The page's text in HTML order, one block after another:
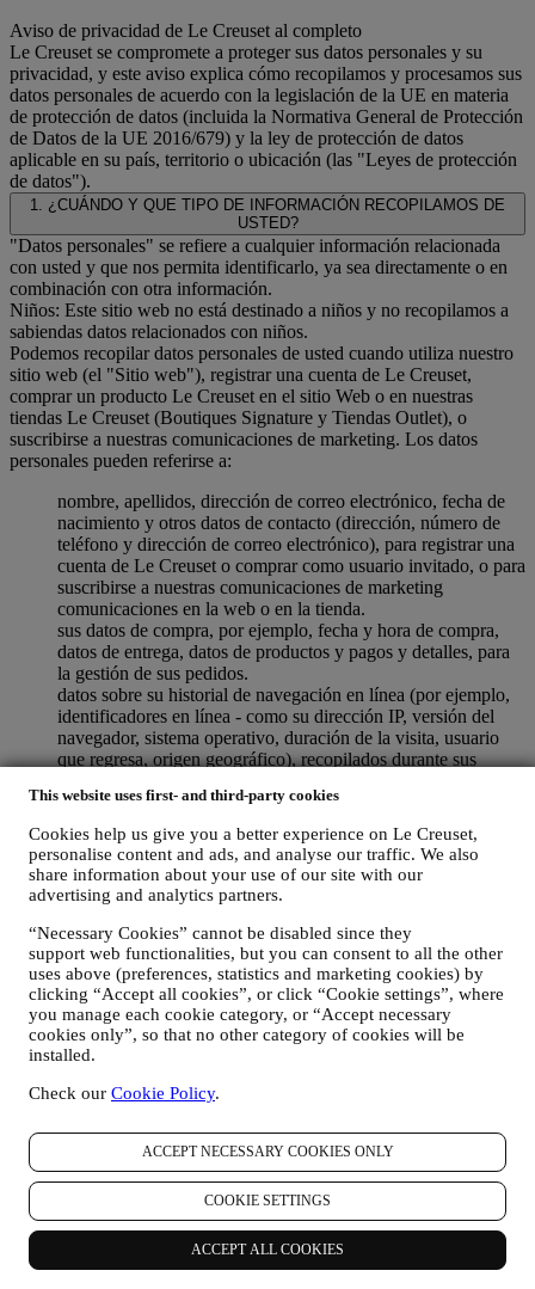
This website uses first- and third-party cookies
Cookies help us give you a better experience on Le Creuset,
personalise content and ads, and analyse our traffic. We also
share information about your use of our site with our
advertising and analytics partners.
“Necessary Cookies” cannot be disabled since they
support web functionalities, but you can consent to all the other
uses above (preferences, statistics and marketing cookies) by
clicking “Accept all cookies”, or click “Cookie settings”, where
you manage each cookie category, or “Accept necessary
cookies only”, so that no other category of cookies will be
installed.
Check our Cookie Policy.
ACCEPT NECESSARY COOKIES ONLY
COOKIE SETTINGS
ACCEPT ALL COOKIES
Aviso de privacidad de Le Creuset al completo
Le Creuset se compromete a proteger sus datos personales y su
privacidad, y este aviso explica cómo recopilamos y procesamos sus
datos personales de acuerdo con la legislación de la UE en materia
de protección de datos (incluida la Normativa General de Protección
de Datos de la UE 2016/679) y la ley de protección de datos
aplicable en su país, territorio o ubicación (las "Leyes de protección
de datos").
1. ¿CUÁNDO Y QUE TIPO DE INFORMACIÓN RECOPILAMOS DE
USTED?
"Datos personales" se refiere a cualquier información relacionada
con usted y que nos permita identificarlo, ya sea directamente o en
combinación con otra información.
Niños: Este sitio web no está destinado a niños y no recopilamos a
sabiendas datos relacionados con niños.
Podemos recopilar datos personales de usted cuando utiliza nuestro
sitio web (el "Sitio web"), registrar una cuenta de Le Creuset,
comprar un producto Le Creuset en el sitio Web o en nuestras
tiendas Le Creuset (Boutiques Signature y Tiendas Outlet), o
suscribirse a nuestras comunicaciones de marketing. Los datos
personales pueden referirse a:
nombre, apellidos, dirección de correo electrónico, fecha de
nacimiento y otros datos de contacto (dirección, número de
teléfono y dirección de correo electrónico), para registrar una
cuenta de Le Creuset o comprar como usuario invitado, o para
suscribirse a nuestras comunicaciones de marketing
comunicaciones en la web o en la tienda.
sus datos de compra, por ejemplo, fecha y hora de compra,
datos de entrega, datos de productos y pagos y detalles, para
la gestión de sus pedidos.
datos sobre su historial de navegación en línea (por ejemplo,
identificadores en línea - como su dirección IP, versión del
navegador, sistema operativo, duración de la visita, usuario
que regresa, origen geográfico), recopilados durante sus
mediante el uso de registros y/o tecnologías de seguimiento
como "cookies" y otras tecnologías similares (incluidos los
píxeles de seguimiento en los correos electrónicos), para
mejorar nuestros servicios y anuncios, o para nuestro análisis
estadístico - en la mayoría de los casos no podremos
identificarlo a través de esta información técnica. Para obtener
información sobre la recopilación de datos a través de
cookies, consulte nuestra Política de Cookiesaquí ).
sus comentarios, solicitudes, quejas, preguntas o interacciones
con nosotros (por ejemplo, sus mensajes, chats, publicaciones
en redes sociales, correos electrónicos o llamadas telefónicas).
Los datos personales recopilados de usted cuando utiliza el Sitio
muy protegidos y tiene los derechos de privacidad que se explican
2. ¿QUIEN RECOPILA SU INFORMACION?
El responsable del tratamiento de datos de los servicios de comercio
electrónico ofrecidos a través del Sitio Web es Le Creuset SL con
domicilio social en Paseo de Gracia 9, 2º - 08007 – Barcelona.
Si consientes recibir comunicaciones de marketing de nuestra parte,
pasarás a formar parte de la base de datos de consumidores del
grupo Le Creuset, que es gestionada, como corresponsables del